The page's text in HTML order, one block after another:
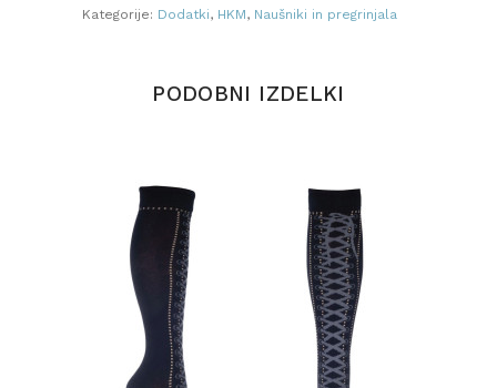
Kategorije: Dodatki, HKM, Naušniki in pregrinjala
PODOBNI IZDELKI